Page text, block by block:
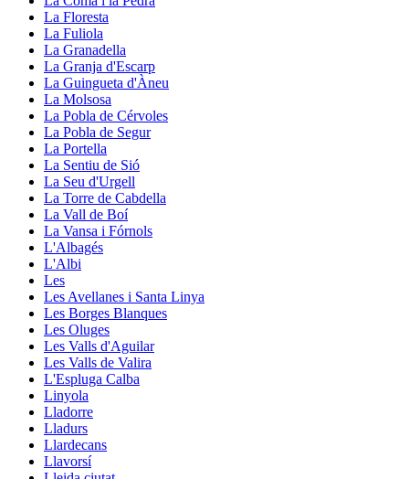
La Floresta
La Fuliola
La Granadella
La Granja d'Escarp
La Guingueta d'Àneu
La Molsosa
La Pobla de Cérvoles
La Pobla de Segur
La Portella
La Sentiu de Sió
La Seu d'Urgell
La Torre de Cabdella
La Vall de Boí
La Vansa i Fórnols
L'Albagés
L'Albi
Les
Les Avellanes i Santa Linya
Les Borges Blanques
Les Oluges
Les Valls d'Aguilar
Les Valls de Valira
L'Espluga Calba
Linyola
Lladorre
Lladurs
Llardecans
Llavorsí